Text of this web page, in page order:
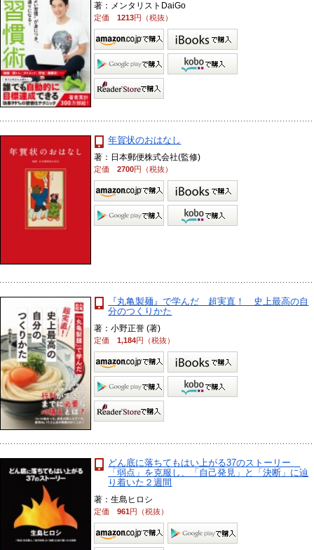
著：メンタリストDaiGo
定価1213円（税抜）
年賀状のおはなし
著：日本郵便株式会社(監修)
定価2700円（税抜）
『丸亀製麺』で学んだ 超実直！ 史上最高の自
分のつくりかた
著：小野正誉 (著)
定価1,184円（税抜）
どん底に落ちてもはい上がる37のストーリー
「弱点」を克服し、「自己発見」と「決断」に辿
り着いた２週間
著：生島ヒロシ
定価961円（税抜）